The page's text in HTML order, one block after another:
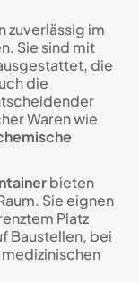
zuverlässig im
Sie sind mit
die
die
Waren wie
bieten
Sie eignen
Platz
Baustellen, bei